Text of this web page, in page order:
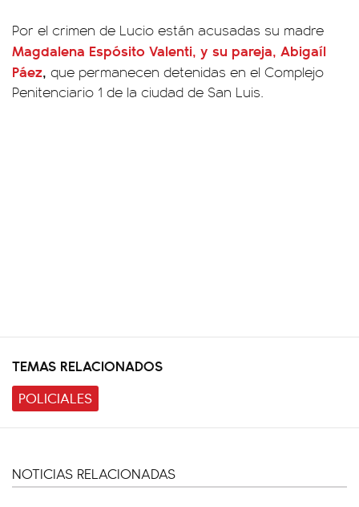
Por el crimen de Lucio están acusadas su madre
Magdalena Espósito Valenti, y su pareja, Abigaíl
Páez, que permanecen detenidas en el Complejo
Penitenciario 1 de la ciudad de San Luis.
TEMAS RELACIONADOS
POLICIALES
NOTICIAS RELACIONADAS